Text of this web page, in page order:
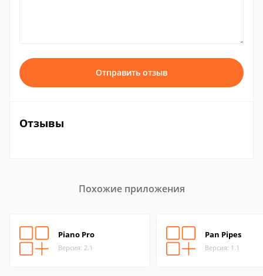
Отправить отзыв
Отзывы
Похожие приложения
Piano Pro
Версия: 2.1
Pan Pipes
Версия: 1.1